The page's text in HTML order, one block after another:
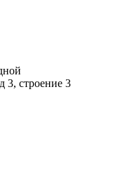
3, строение 3